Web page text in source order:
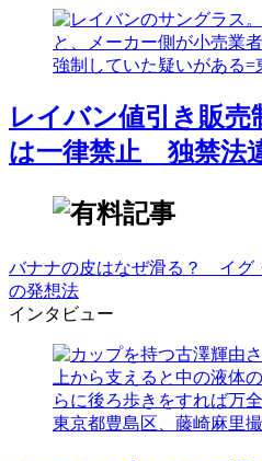
レイバン値引き販売
は一律禁止 独禁法
バナナの皮はなぜ滑る？ イグ
の発想法
インタビュー